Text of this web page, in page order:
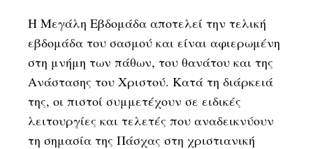
Η Μεγάλη Εβδομάδα αποτελεί την τελική
εβδομάδα του σασμού και είναι αφιερωμένη
στη μνήμη των πάθων, του θανάτου και της
Ανάστασης του Χριστού. Κατά τη διάρκειά
της, οι πιστοί συμμετέχουν σε ειδικές
λειτουργίες και τελετές που αναδεικνύουν
τη σημασία της Πάσχας στη χριστιανική